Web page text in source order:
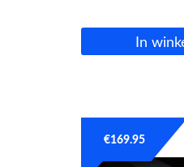
In
€169.95